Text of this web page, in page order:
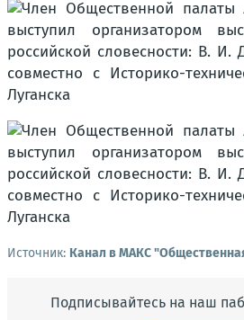
Источник: Канал в МАКС
Подписывайтесь на наш